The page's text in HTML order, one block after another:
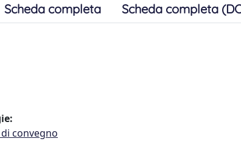
Scheda completa Scheda completa
convegno